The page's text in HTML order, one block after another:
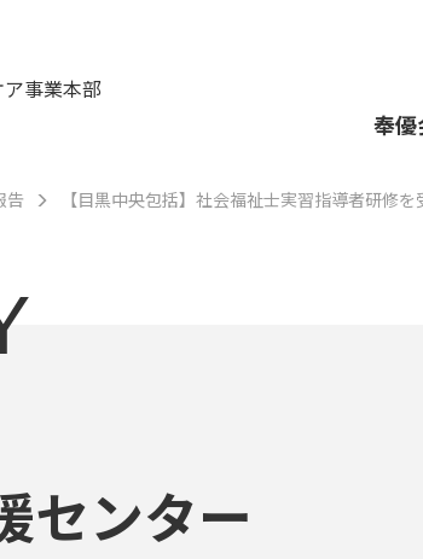
事業本部
奉優
告 【目黒中央包括】社会福祉士実習指導者研修を
センター